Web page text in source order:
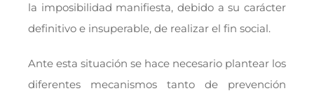
la imposibilidad manifiesta, debido a su carácter
definitivo e insuperable, de realizar el fin social.
Ante esta situación se hace necesario plantear los
diferentes mecanismos tanto de prevención